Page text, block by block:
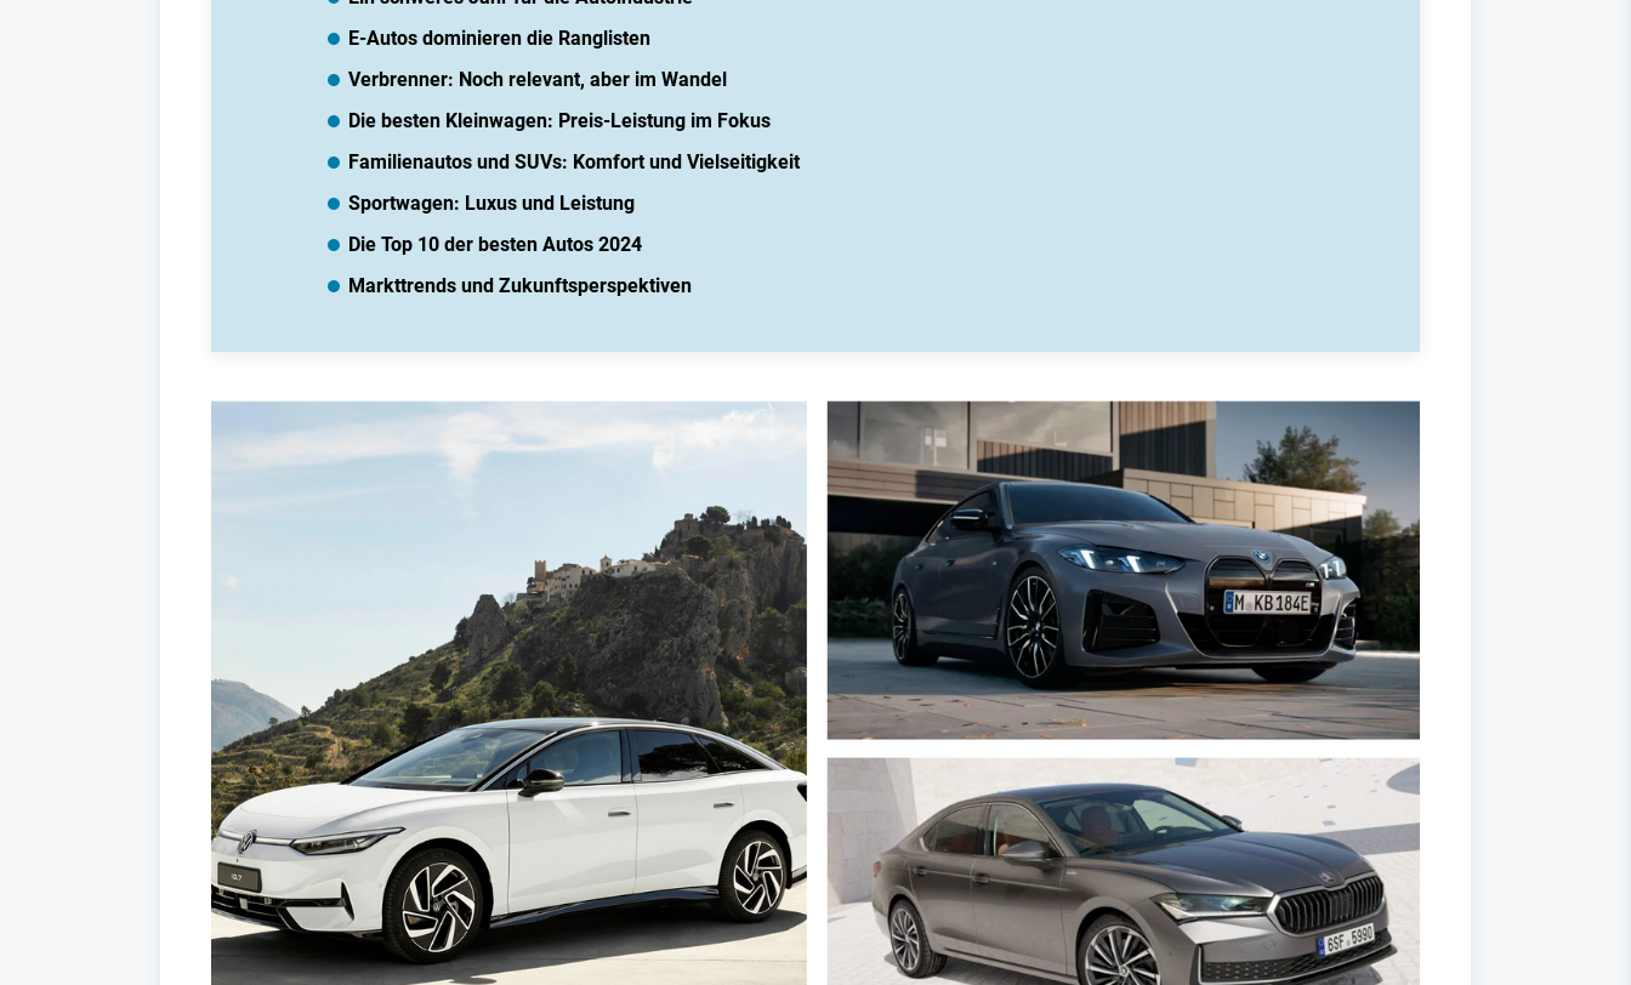
E-Autos dominieren die Ranglisten
Verbrenner: Noch relevant, aber im Wandel
Die besten Kleinwagen: Preis-Leistung im Fokus
Familienautos und SUVs: Komfort und Vielseitigkeit
Sportwagen: Luxus und Leistung
Die Top 10 der besten Autos 2024
Markttrends und Zukunftsperspektiven